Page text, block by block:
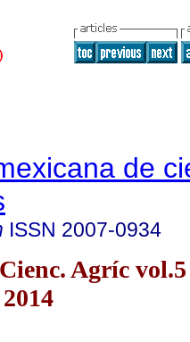
de
ISSN 2007-0934
Agríc vol.5